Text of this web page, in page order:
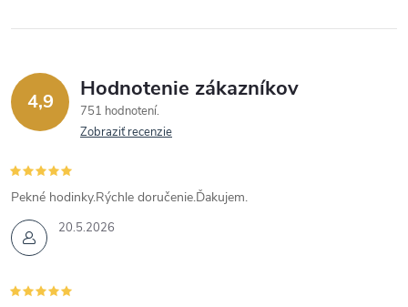
4,9 Hodnotenie zákazníkov
751 hodnotení
Zobraziť recenzie
20.5.2026
Pekné hodinky.Rýchle doručenie.Ďakujem.